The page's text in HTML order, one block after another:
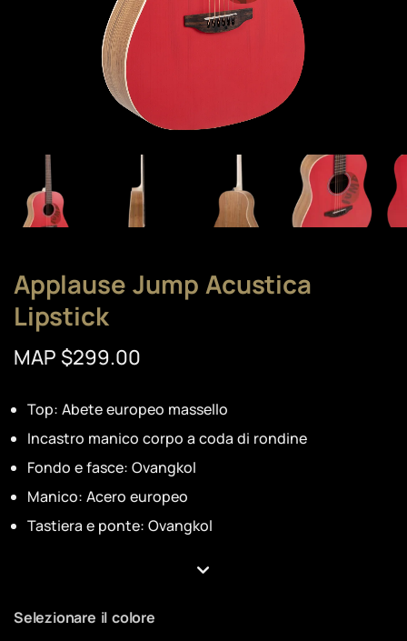
Applause Jump Acustica
Lipstick
MAP $299.00
Top: Abete europeo massello
Incastro manico corpo a coda di rondine
Fondo e fasce: Ovangkol
Manico: Acero europeo
Tastiera e ponte: Ovangkol
Selezionare il colore